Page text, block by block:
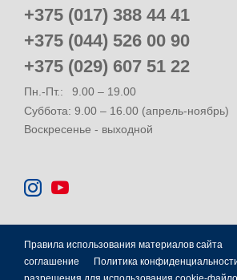
+375 (017) 388 44 41
+375 (044) 526 00 90
+375 (029) 607 51 22
Пн.-Пт.:
9.00 – 19.00
Суббота: 9.00 – 16.00 (апрель-ноябрь)
Воскресенье - выходной
Правила использования материалов сайта
соглашение
Политика